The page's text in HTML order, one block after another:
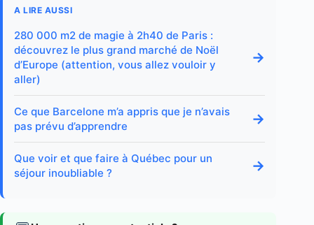
A LIRE AUSSI
280 000 m2 de magie à 2h40 de Paris :
découvrez le plus grand marché de Noël
d’Europe (attention, vous allez vouloir y
aller)
→
Ce que Barcelone m’a appris que je n’avais
pas prévu d’apprendre
→
Que voir et que faire à Québec pour un
séjour inoubliable ?
→